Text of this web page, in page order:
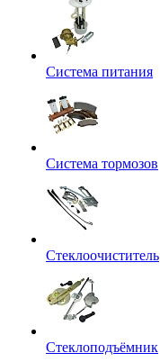
Система питания
Система тормозов
Стеклоочиститель
Стеклоподъёмник